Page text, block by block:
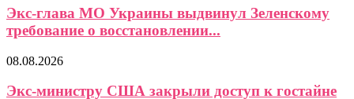
Экс-глава МО Украины выдвинул Зеленскому
требование о восстановлении...
08.08.2026
Экс-министру США закрыли доступ к гостайне